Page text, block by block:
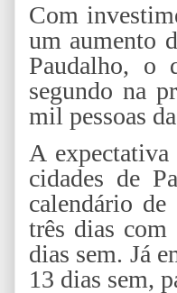
Com
um aumento
Paudalho, o
segundo na
mil pessoas
A
cidades de
calendário de
três dias com
dias sem. Já
13 dias sem,